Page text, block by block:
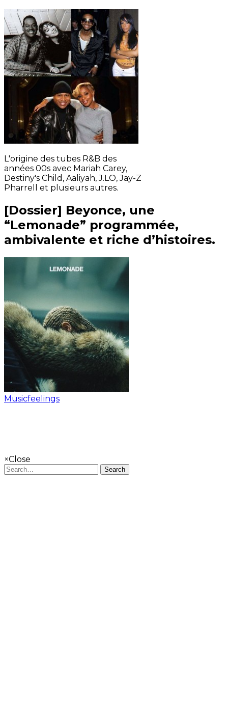
L'origine des tubes R&B des
années 00s avec Mariah Carey,
Destiny's Child, Aaliyah, J.LO, Jay-Z
Pharrell et plusieurs autres.
[Dossier] Beyonce, une
“Lemonade” programmée,
ambivalente et riche d’histoires.
Musicfeelings
×Close
Search